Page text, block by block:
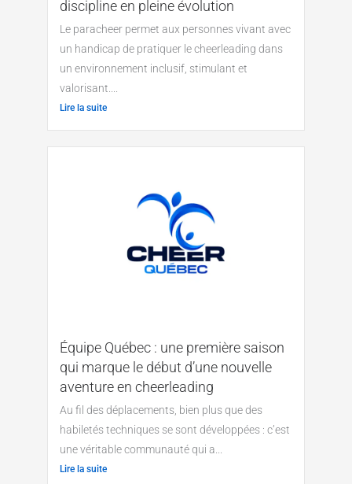
discipline en pleine évolution
Le paracheer permet aux personnes vivant avec
un handicap de pratiquer le cheerleading dans
un environnement inclusif, stimulant et
valorisant....
Lire la suite
Équipe Québec : une première saison
qui marque le début d’une nouvelle
aventure en cheerleading
Au fil des déplacements, bien plus que des
habiletés techniques se sont développées : c’est
une véritable communauté qui a...
Lire la suite